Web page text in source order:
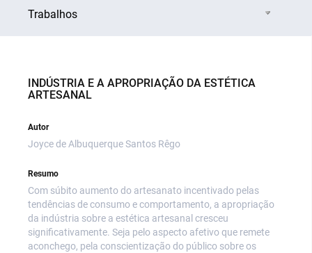
Trabalhos
INDÚSTRIA E A APROPRIAÇÃO DA ESTÉTICA
ARTESANAL
Autor
Joyce de Albuquerque Santos Rêgo
Resumo
Com súbito aumento do artesanato incentivado pelas
tendências de consumo e comportamento, a apropriação
da indústria sobre a estética artesanal cresceu
significativamente. Seja pelo aspecto afetivo que remete
aconchego, pela conscientização do público sobre os